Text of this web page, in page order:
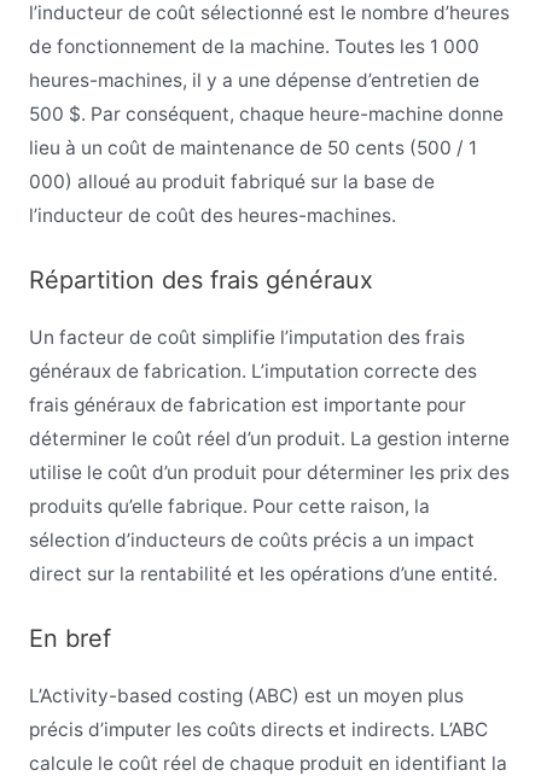
l’inducteur de coût sélectionné est le nombre d’heures
de fonctionnement de la machine. Toutes les 1 000
heures-machines, il y a une dépense d’entretien de
500 $. Par conséquent, chaque heure-machine donne
lieu à un coût de maintenance de 50 cents (500 / 1
000) alloué au produit fabriqué sur la base de
l’inducteur de coût des heures-machines.
Répartition des frais généraux
Un facteur de coût simplifie l’imputation des frais
généraux de fabrication. L’imputation correcte des
frais généraux de fabrication est importante pour
déterminer le coût réel d’un produit. La gestion interne
utilise le coût d’un produit pour déterminer les prix des
produits qu’elle fabrique. Pour cette raison, la
sélection d’inducteurs de coûts précis a un impact
direct sur la rentabilité et les opérations d’une entité.
En bref
L’Activity-based costing (ABC) est un moyen plus
précis d’imputer les coûts directs et indirects. L’ABC
calcule le coût réel de chaque produit en identifiant la